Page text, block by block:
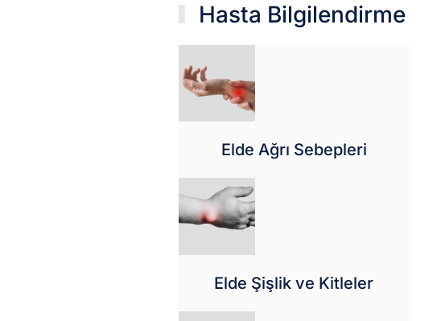
Hasta Bilgilendirme
Elde Ağrı Sebepleri
Elde Şişlik ve Kitleler